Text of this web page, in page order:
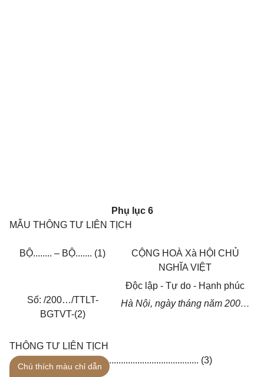
Phụ lục 6
MẪU THÔNG TƯ LIÊN TỊCH
BỘ........ – BỘ....... (1)
Số: /200…/TTLT-
BGTVT-(2)
CỘNG HOÀ Xà HỘI CH Ủ
NGH A VI ỆT
Độc l ập - Tự do - Hạnh phúc
Hà Nội, ngày tháng năm 200…
THÔNG TƯ LIÊN TỊCH
.............................................................. (3)
_______________________
Chú thích màu chỉ dẫn